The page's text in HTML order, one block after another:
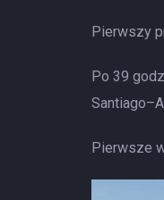
Pierwszy
Po 39
Pierwsze